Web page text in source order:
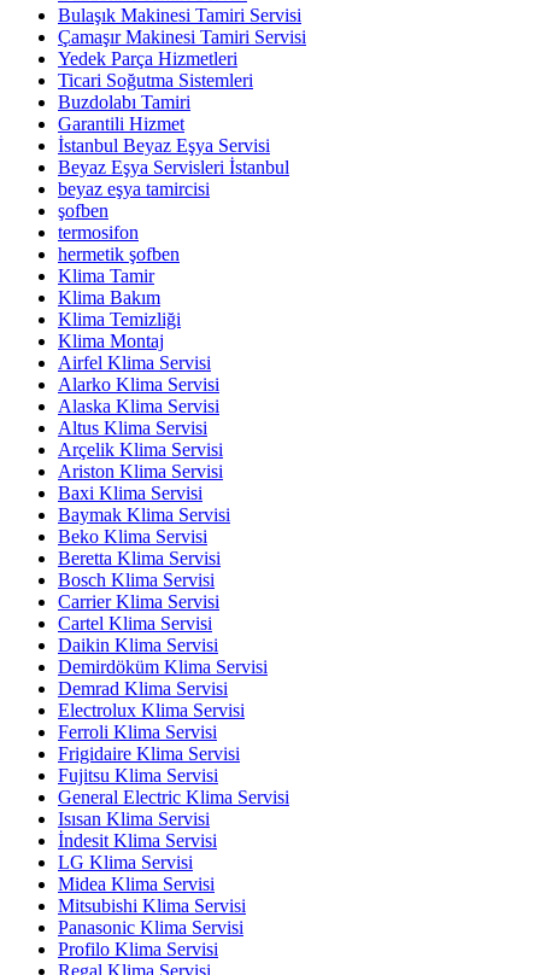
Bulaşık Makinesi Tamiri Servisi
Çamaşır Makinesi Tamiri Servisi
Yedek Parça Hizmetleri
Ticari Soğutma Sistemleri
Buzdolabı Tamiri
Garantili Hizmet
İstanbul Beyaz Eşya Servisi
Beyaz Eşya Servisleri İstanbul
beyaz eşya tamircisi
şofben
termosifon
hermetik şofben
Klima Tamir
Klima Bakım
Klima Temizliği
Klima Montaj
Airfel Klima Servisi
Alarko Klima Servisi
Alaska Klima Servisi
Altus Klima Servisi
Arçelik Klima Servisi
Ariston Klima Servisi
Baxi Klima Servisi
Baymak Klima Servisi
Beko Klima Servisi
Beretta Klima Servisi
Bosch Klima Servisi
Carrier Klima Servisi
Cartel Klima Servisi
Daikin Klima Servisi
Demirdöküm Klima Servisi
Demrad Klima Servisi
Electrolux Klima Servisi
Ferroli Klima Servisi
Frigidaire Klima Servisi
Fujitsu Klima Servisi
General Electric Klima Servisi
Isısan Klima Servisi
İndesit Klima Servisi
LG Klima Servisi
Midea Klima Servisi
Mitsubishi Klima Servisi
Panasonic Klima Servisi
Profilo Klima Servisi
Regal Klima Servisi